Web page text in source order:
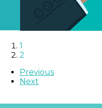
1
2
Previous
Next